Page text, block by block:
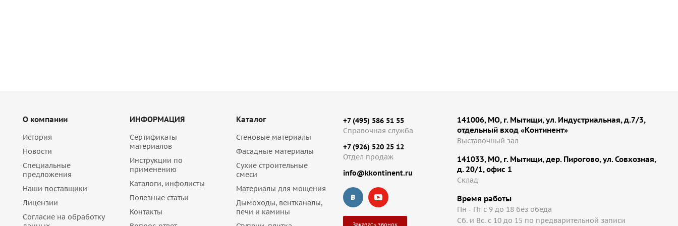
О компании
История
Новости
Специальные
предложения
Наши поставщики
Лицензии
Согласие на обработку
ИНФОРМАЦИЯ
Сертификаты
материалов
Инструкции по
применению
Каталоги, инфолисты
Полезные статьи
Контакты
Каталог
Стеновые материалы
Фасадные материалы
Сухие строительные
смеси
Материалы для мощения
Дымоходы, вентканалы,
печи и камины
+7 (495) 586 51 55
Справочная служба
+7 (926) 520 25 12
Отдел продаж
info@kkontinent.ru
Заказать звонок
141006, МО, г. Мытищи, ул. Индустриальная, д.7/3,
отдельный вход «Континент»
Выставочный зал
141033, МО, г. Мытищи, дер. Пирогово, ул. Совхозная,
д. 20/1, офис 1
Cклад
Время работы
Пн - Пт с 9 до 18 без обеда
Сб. и Вс. с 10 до 15 по предварительной записи